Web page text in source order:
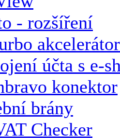
- rozšíření
akcelerátor
účta s e-
konektor
brány
Checker